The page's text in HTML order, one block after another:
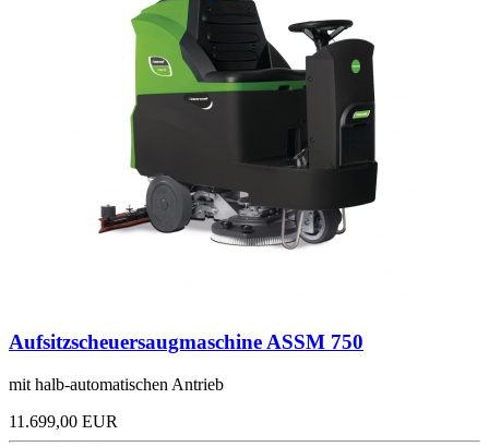
Aufsitzscheuersaugmaschine ASSM 750
mit halb-automatischen Antrieb
11.699,00 EUR